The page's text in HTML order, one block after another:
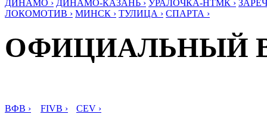
ДИНАМО › ДИНАМО-КАЗАНЬ › УРАЛОЧКА-НТМК ›
ЛОКОМОТИВ › МИНСК › ТУЛИЦА › СПАРТА ›
ОФИЦИАЛЬНЫЙ
ВФВ › FIVB › CEV ›